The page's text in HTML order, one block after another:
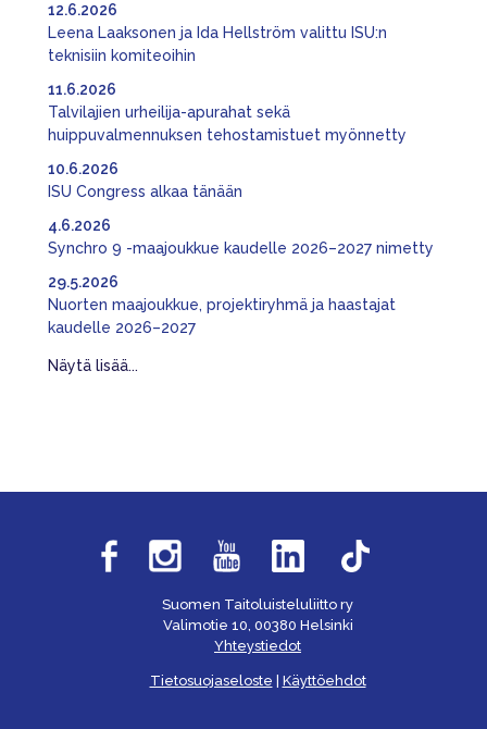
Leena Laaksonen ja Ida Hellström valittu ISU:n
teknisiin komiteoihin
12.6.2026
Talvilajien urheilija-apurahat sekä
huippuvalmennuksen tehostamistuet myönnetty
11.6.2026
ISU Congress alkaa tänään
10.6.2026
Synchro 9 -maajoukkue kaudelle 2026–2027 nimetty
4.6.2026
Nuorten maajoukkue, projektiryhmä ja haastajat
kaudelle 2026–2027
29.5.2026
Näytä lisää...
Suomen Taitoluisteluliitto ry
Valimotie 10, 00380 Helsinki
Yhteystiedot
Tietosuojaseloste Käyttöehdot